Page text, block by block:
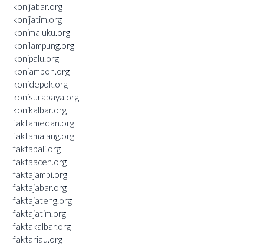
konijabar.org
konijatim.org
konimaluku.org
konilampung.org
konipalu.org
koniambon.org
konidepok.org
konisurabaya.org
konikalbar.org
faktamedan.org
faktamalang.org
faktabali.org
faktaaceh.org
faktajambi.org
faktajabar.org
faktajateng.org
faktajatim.org
faktakalbar.org
faktariau.org